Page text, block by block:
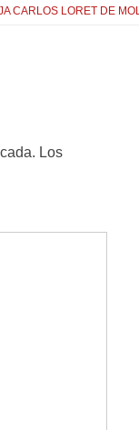
CARLOS LORET DE
Los